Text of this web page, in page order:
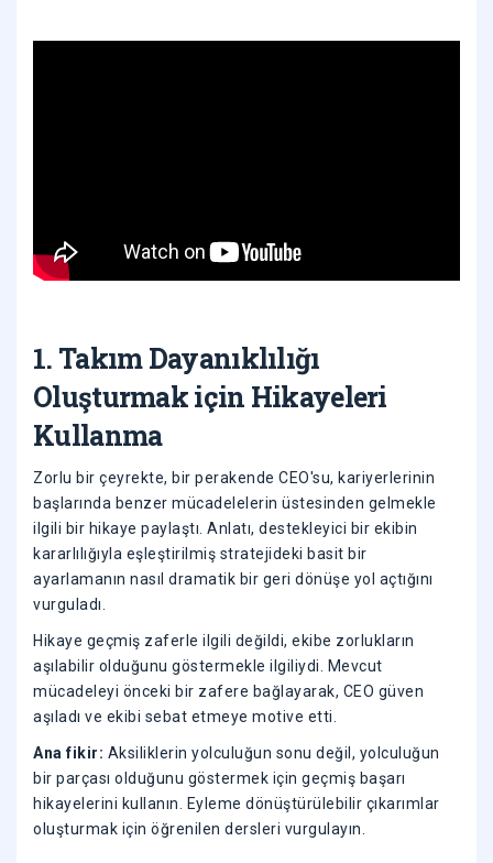
1. Takım Dayanıklılığı
Oluşturmak için Hikayeleri
Kullanma
Zorlu bir çeyrekte, bir perakende CEO'su, kariyerlerinin
başlarında benzer mücadelelerin üstesinden gelmekle
ilgili bir hikaye paylaştı. Anlatı, destekleyici bir ekibin
kararlılığıyla eşleştirilmiş stratejideki basit bir
ayarlamanın nasıl dramatik bir geri dönüşe yol açtığını
vurguladı.
Hikaye geçmiş zaferle ilgili değildi, ekibe zorlukların
aşılabilir olduğunu göstermekle ilgiliydi. Mevcut
mücadeleyi önceki bir zafere bağlayarak, CEO güven
aşıladı ve ekibi sebat etmeye motive etti.
Ana fikir: Aksiliklerin yolculuğun sonu değil, yolculuğun
bir parçası olduğunu göstermek için geçmiş başarı
hikayelerini kullanın. Eyleme dönüştürülebilir çıkarımlar
oluşturmak için öğrenilen dersleri vurgulayın.